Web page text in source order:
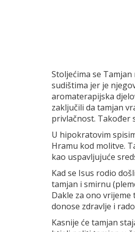
Stoljećima se
sudištima jer je
aromaterapijska
zaključili da tamjan
privlačnost. Također
U hipokratovim
Hramu kod molitve.
kao uspavljujuće
Kad se Isus rodio
tamjan i smirnu
Dakle za ono
donose zdravlje i
Kasnije će tamjan